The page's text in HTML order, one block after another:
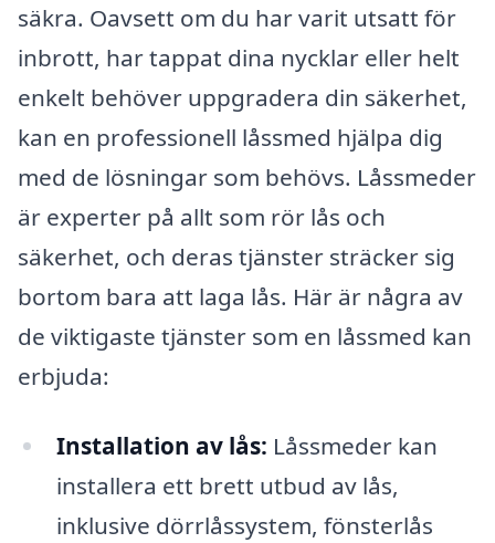
säkra. Oavsett om du har varit utsatt för
inbrott, har tappat dina nycklar eller helt
enkelt behöver uppgradera din säkerhet,
kan en professionell låssmed hjälpa dig
med de lösningar som behövs. Låssmeder
är experter på allt som rör lås och
säkerhet, och deras tjänster sträcker sig
bortom bara att laga lås. Här är några av
de viktigaste tjänster som en låssmed kan
erbjuda:
Installation av lås: Låssmeder kan
installera ett brett utbud av lås,
inklusive dörrlåssystem, fönsterlås